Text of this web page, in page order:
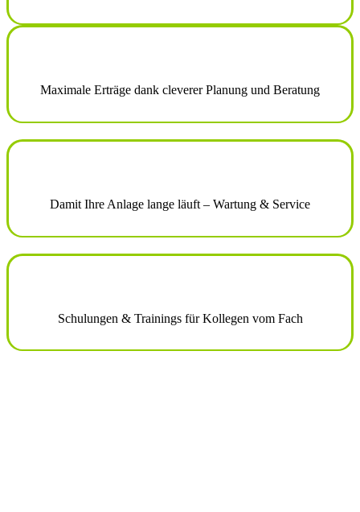
Maximale Erträge dank cleverer Planung und Beratung
Damit Ihre Anlage lange läuft – Wartung & Service
Schulungen & Trainings für Kollegen vom Fach